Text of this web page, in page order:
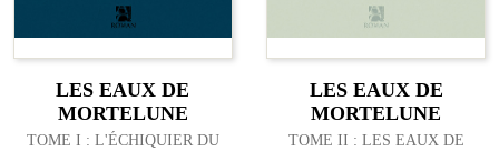
LES EAUX DE
MORTELUNE
TOME I : L'ÉCHIQUIER DU
LES EAUX DE
MORTELUNE
TOME II : LES EAUX DE